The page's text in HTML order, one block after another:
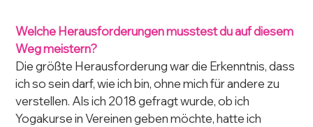
Welche Herausforderungen musstest du auf diesem
Weg meistern?
Die größte Herausforderung war die Erkenntnis, dass
ich so sein darf, wie ich bin, ohne mich für andere zu
verstellen. Als ich 2018 gefragt wurde, ob ich
Yogakurse in Vereinen geben möchte, hatte ich